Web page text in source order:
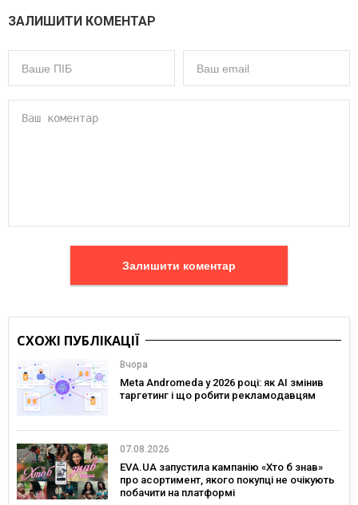
ЗАЛИШИТИ КОМЕНТАР
Залишити коментар
СХОЖІ ПУБЛІКАЦІЇ
Вчора
Meta Andromeda у 2026 році: як AI змінив
таргетинг і що робити рекламодавцям
07.08.2026
EVA.UA запустила кампанію «Хто б знав»
про асортимент, якого покупці не очікують
побачити на платформі